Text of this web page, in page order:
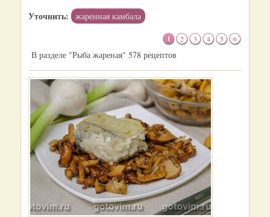
Уточнить: жаренная камбала
1 2 3 4 5 6
В разделе "Рыба жареная" 578 рецептов